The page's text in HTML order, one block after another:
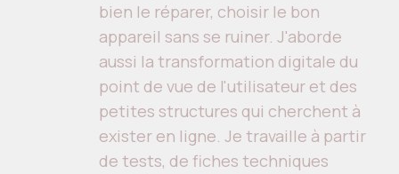
bien le réparer, choisir le bon
appareil sans se ruiner. J'aborde
aussi la transformation digitale du
point de vue de l'utilisateur et des
petites structures qui cherchent à
exister en ligne. Je travaille à partir
de tests, de fiches techniques